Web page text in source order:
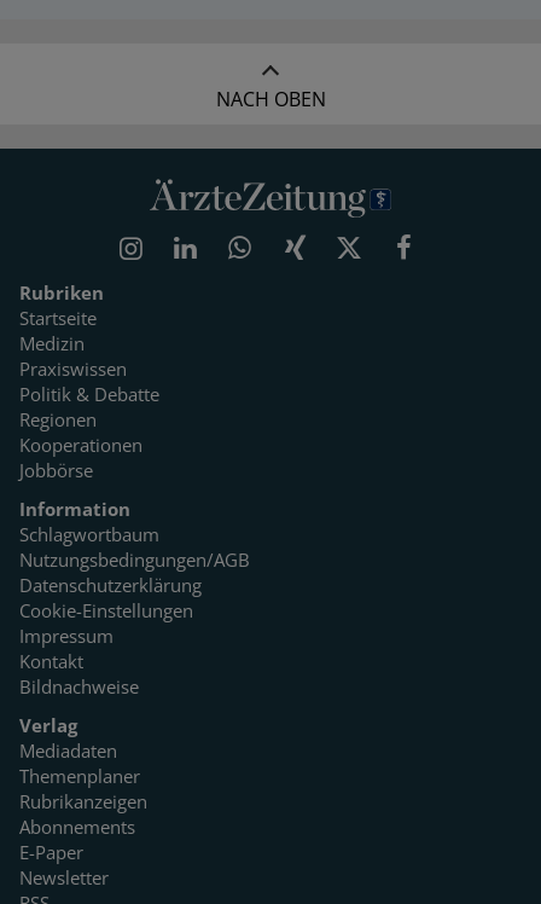
NACH OBEN
Rubriken
Startseite
Medizin
Praxiswissen
Politik & Debatte
Regionen
Kooperationen
Jobbörse
Information
Schlagwortbaum
Nutzungsbedingungen/AGB
Datenschutzerklärung
Cookie-Einstellungen
Impressum
Kontakt
Bildnachweise
Verlag
Mediadaten
Themenplaner
Rubrikanzeigen
Abonnements
E-Paper
Newsletter